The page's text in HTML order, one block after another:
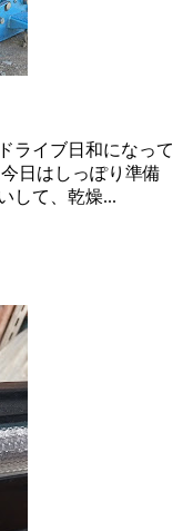
ライブ日和になって
日はしっぽり準備
して、乾燥...